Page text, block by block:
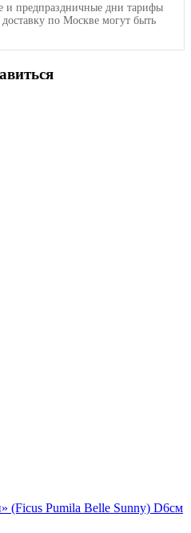
и предпраздничные дни тарифы
по Москве могут быть
(Ficus Pumila Belle Sunny) D6см